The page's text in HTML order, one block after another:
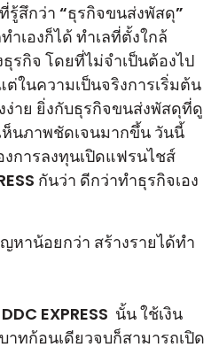
สึกว่า “ธุรกิจขนส่งพัสดุ”
เองก็ได้ ทำเลที่ตั้งใกล้
รกิจ โดยที่ไม่จำเป็นต้องไป
ในความเป็นจริงการเริ่มต้น
ง่าย ยิ่งกับธุรกิจขนส่งพัสดุที่ดู
ห็นภาพชัดเจนมากขึ้น วันนี้
การลงทุนเปิดแฟรนไชส์
กันว่า ดีกว่าทำธุรกิจเอง
หาน้อยกว่า สร้างรายได้ทำ
EXPRESS นั้น ใช้เงิน
าทก้อนเดียวจบก็สามารถเปิด